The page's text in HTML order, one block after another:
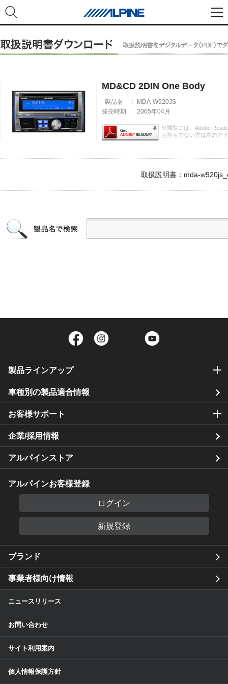
MD&CD 2DIN One Body
製品名 :
MDA-W920JS
発売時期
: 2005年04月
※閲覧には、Adobe
お持ちでない方は左のア
取扱説明書：mda-
Facebook Twitter
製品ラインアップ
車種別の製品適合情報
お客様サポート
企業/採用情報
アルパインストア
アルパインお客様登録
ログイン
新規登録
ブランド
事業者様向け情報
ニュースリリース
お問い合わせ
サイト利用案内
個人情報保護方針